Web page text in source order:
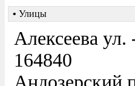
• Улицы
Алексеева ул.
164840